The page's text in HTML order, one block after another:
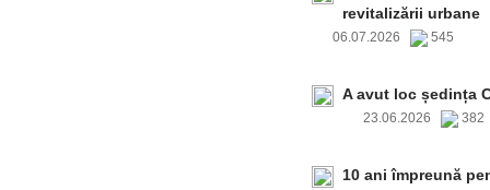
revitalizării urbane
06.07.2026 545
A avut loc ședința
23.06.2026 382
10 ani împreună